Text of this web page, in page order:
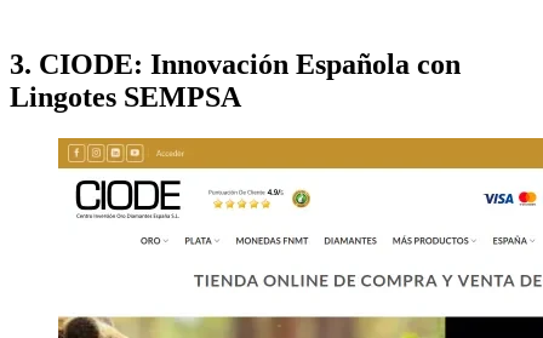
3. CIODE: Innovación Española con
Lingotes SEMPSA